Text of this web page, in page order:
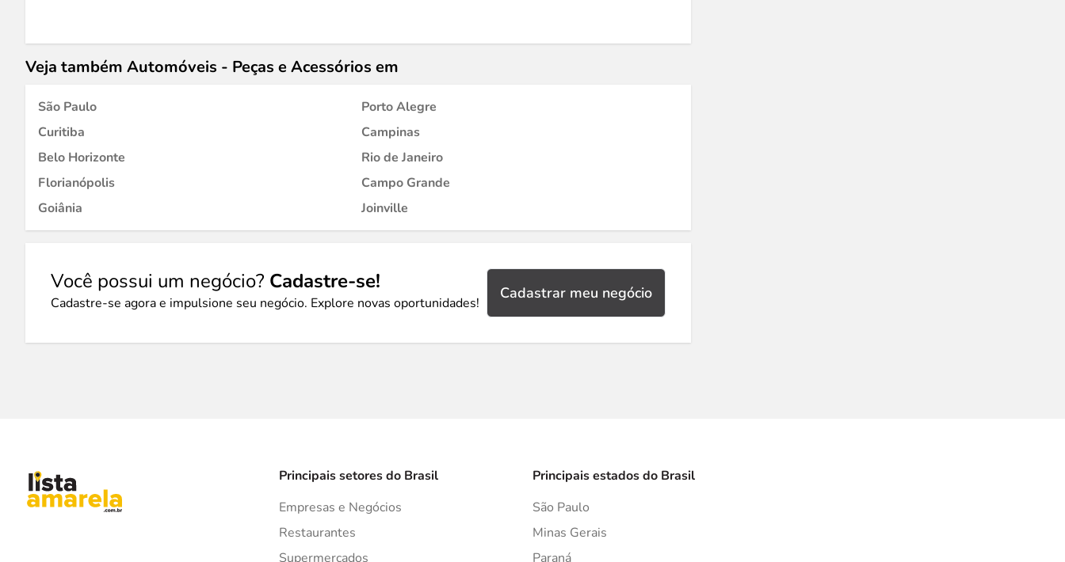
Veja também Automóveis - Peças e Acessórios em
São Paulo
Porto Alegre
Curitiba
Campinas
Belo Horizonte
Rio de Janeiro
Florianópolis
Campo Grande
Goiânia
Joinville
Você possui um negócio? Cadastre-se!
Cadastre-se agora e impulsione seu negócio. Explore novas oportunidades!
Cadastrar meu negócio
Principais setores do Brasil
Empresas e Negócios
Restaurantes
Supermercados
Principais estados do Brasil
São Paulo
Minas Gerais
Paraná